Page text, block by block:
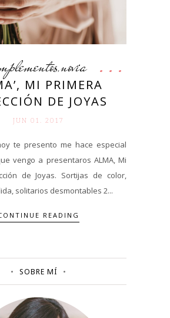
,novia
MI PRIMERA
DE JOYAS
JUN 01. 2017
te presento me hace especial
vengo a presentaros ALMA, Mi
de Joyas. Sortijas de color,
solitarios desmontables 2...
READING
SOBRE MÍ